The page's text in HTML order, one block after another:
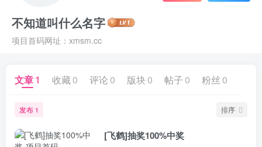
不知道叫什么名字
项目首码网址：xmsm.cc
文章1 收藏 0 评论 0 版块 0 帖子 0 粉丝 0
发布 1 排序
[飞鹤]抽奖100%中奖